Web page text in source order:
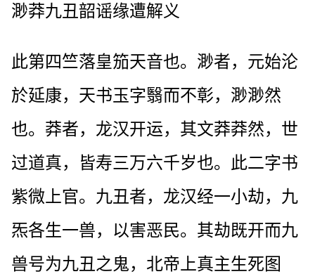
渺莽九丑韶谣缘遭解义
此第四竺落皇笳天音也。渺者，元始沦
於延康，天书玉字翳而不彰，渺渺然
也。莽者，龙汉开运，其文莽莽然，世
过道真，皆寿三万六千岁也。此二字书
紫微上官。九丑者，龙汉经一小劫，九
炁各生一兽，以害恶民。其劫既开而九
兽号为九丑之鬼，北帝上真主生死图